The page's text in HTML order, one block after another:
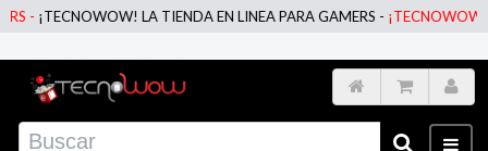
¡TECNOWOW! LA TIENDA EN LINEA PARA GAMERS -¡TECNOWOW! LA